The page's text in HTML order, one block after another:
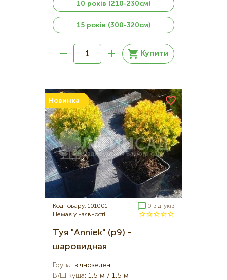
Купити
10 років (210-230см)
15 років (300-320см)
Новинка
Код товару: 101001
0 відгуків
Немає у наявності
Туя "Anniek" (р9) -
шаровидная
Група: вічнозелені
В/Ш куща: 1,5 м / 1,5 м